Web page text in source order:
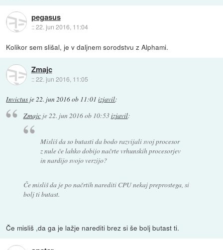
pegasus
::22. jun 2016, 11:04
Kolikor sem slišal, je v daljnem sorodstvu z Alphami.
Zmajc
::22. jun 2016, 11:05
Invictus je22. jun 2016 ob 11:01 izjavil:
Zmajcje22. jun 2016 ob 10:53izjavil:
Misliš da so butasti da bodo razvijali svoj procesor
z nule če lahko dobijo načrte vrhunskih procesorjev
in nardijo svojo verzijo?
Če misliš da je po načrtih narediti CPU nekaj preprostega, si
bolj ti butast.
Če misliš ,da ga je lažje narediti brez si še bolj butast ti.